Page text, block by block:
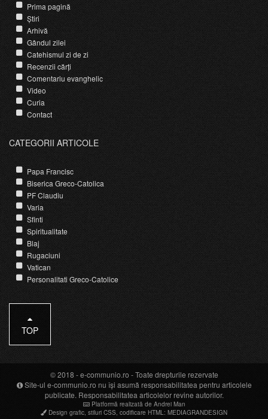
Prima pagină
Știri
Arhivă
Gândul zilei
Catehismul zi de zi
Recenzii cărți
Comentariu evanghelic
Video
Curia
Contact
CATEGORII ARTICOLE
Papa Francisc
Biserica Greco-Catolica
PF Claudiu
Varia
Sfinti
Spiritualitate
Blaj
Rugaciuni
Vatican
Personalitati Greco-Catolice
TOP
© 2018 -e-communio.ro - Toate drepturile rezervate
Site-ul e-communio.ro nu își asumă responsabilitatea pentru articolele
publicate. Responsabilitatea articolelor revine autorilor.
Platformă realizată de Andrei Man
Design grafic stiluri CSS codificare HTML : MEDIAGRANDESIGN